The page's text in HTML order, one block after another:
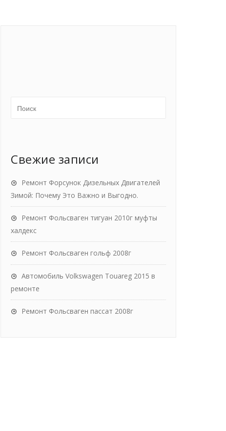
Свежие записи
Ремонт Форсунок Дизельных Двигателей
Зимой: Почему Это Важно и Выгодно.
Ремонт Фольсваген тигуан 2010г муфты
халдекс
Ремонт Фольсваген гольф 2008г
Автомобиль Volkswagen Touareg 2015 в
ремонте
Ремонт Фольсваген пассат 2008г